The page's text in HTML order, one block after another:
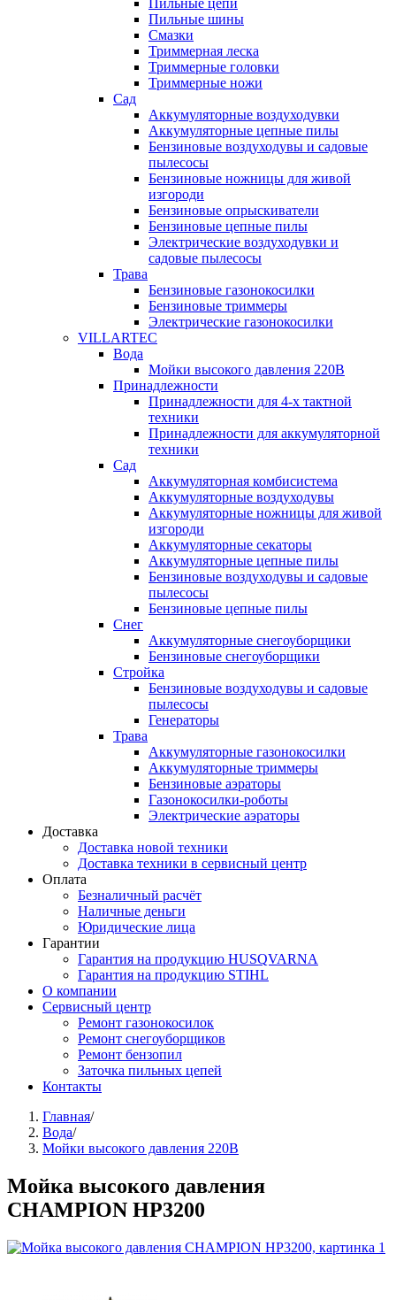
Пильные цепи
Пильные шины
Смазки
Триммерная леска
Триммерные головки
Триммерные ножи
Сад
Аккумуляторные воздуходувки
Аккумуляторные цепные пилы
Бензиновые воздуходувы и садовые
пылесосы
Бензиновые ножницы для живой
изгороди
Бензиновые опрыскиватели
Бензиновые цепные пилы
Электрические воздуходувки и
садовые пылесосы
Трава
Бензиновые газонокосилки
Бензиновые триммеры
Электрические газонокосилки
VILLARTEC
Вода
Мойки высокого давления 220В
Принадлежности
Принадлежности для 4-х тактной
техники
Принадлежности для аккумуляторной
техники
Сад
Аккумуляторная комбисистема
Аккумуляторные воздуходувы
Аккумуляторные ножницы для живой
изгороди
Аккумуляторные секаторы
Аккумуляторные цепные пилы
Бензиновые воздуходувы и садовые
пылесосы
Бензиновые цепные пилы
Снег
Аккумуляторные снегоуборщики
Бензиновые снегоуборщики
Стройка
Бензиновые воздуходувы и садовые
пылесосы
Генераторы
Трава
Аккумуляторные газонокосилки
Аккумуляторные триммеры
Бензиновые аэраторы
Газонокосилки-роботы
Электрические аэраторы
Доставка
Доставка новой техники
Доставка техники в сервисный центр
Оплата
Безналичный расчёт
Наличные деньги
Юридические лица
Гарантии
Гарантия на продукцию HUSQVARNA
Гарантия на продукцию STIHL
О компании
Сервисный центр
Ремонт газонокосилок
Ремонт снегоуборщиков
Ремонт бензопил
Заточка пильных цепей
Контакты
Вы здесьГлавная/
Вода/
Мойки высокого давления 220В
Мойка высокого давления
CHAMPION HP3200